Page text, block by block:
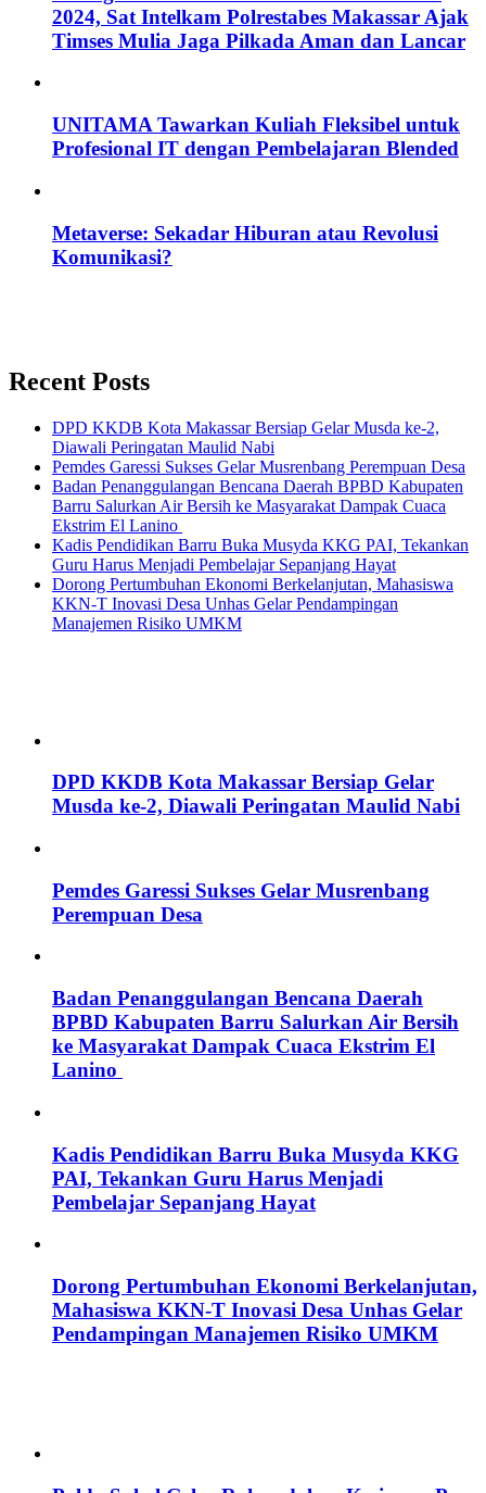
2024, Sat Intelkam Polrestabes Makassar Ajak
Timses Mulia Jaga Pilkada Aman dan Lancar
UNITAMA Tawarkan Kuliah Fleksibel untuk
Profesional IT dengan Pembelajaran Blended
Metaverse: Sekadar Hiburan atau Revolusi
Komunikasi?
Recent Posts
DPD KKDB Kota Makassar Bersiap Gelar Musda ke-2,
Diawali Peringatan Maulid Nabi
Pemdes Garessi Sukses Gelar Musrenbang Perempuan Desa
Badan Penanggulangan Bencana Daerah BPBD Kabupaten
Barru Salurkan Air Bersih ke Masyarakat Dampak Cuaca
Ekstrim El Lanino
Kadis Pendidikan Barru Buka Musyda KKG PAI, Tekankan
Guru Harus Menjadi Pembelajar Sepanjang Hayat
Dorong Pertumbuhan Ekonomi Berkelanjutan, Mahasiswa
KKN-T Inovasi Desa Unhas Gelar Pendampingan
Manajemen Risiko UMKM
DPD KKDB Kota Makassar Bersiap Gelar
Musda ke-2, Diawali Peringatan Maulid Nabi
Pemdes Garessi Sukses Gelar Musrenbang
Perempuan Desa
Badan Penanggulangan Bencana Daerah
BPBD Kabupaten Barru Salurkan Air Bersih
ke Masyarakat Dampak Cuaca Ekstrim El
Lanino
Kadis Pendidikan Barru Buka Musyda KKG
PAI, Tekankan Guru Harus Menjadi
Pembelajar Sepanjang Hayat
Dorong Pertumbuhan Ekonomi Berkelanjutan,
Mahasiswa KKN-T Inovasi Desa Unhas Gelar
Pendampingan Manajemen Risiko UMKM